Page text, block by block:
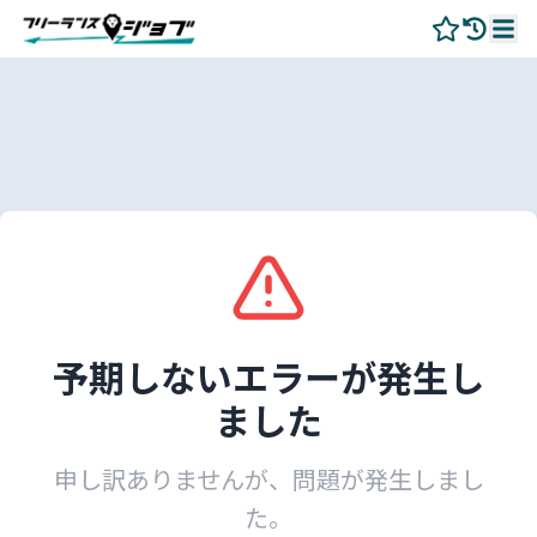
予期しないエラーが発生し
ました
申し訳ありませんが、問題が発生しまし
た。